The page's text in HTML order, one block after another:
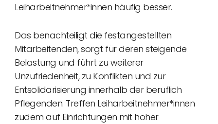
Leiharbeitnehmer*innen häufig besser.
Das benachteiligt die festangestellten
Mitarbeitenden, sorgt für deren steigende
Belastung und führt zu weiterer
Unzufriedenheit, zu Konflikten und zur
Entsolidarisierung innerhalb der beruflich
Pflegenden. Treffen Leiharbeitnehmer*innen
zudem auf Einrichtungen mit hoher